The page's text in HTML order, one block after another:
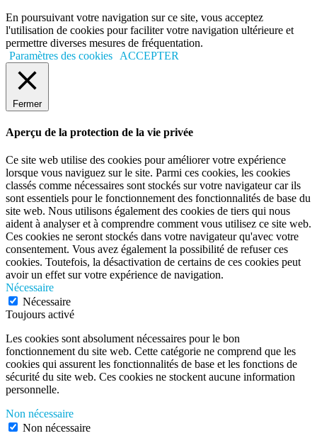
En poursuivant votre navigation sur ce site, vous acceptez
l'utilisation de cookies pour faciliter votre navigation ultérieure et
permettre diverses mesures de fréquentation.
Paramètres des cookies
ACCEPTER
Fermer
Aperçu de la protection de la vie privée
Ce site web utilise des cookies pour améliorer votre expérience
lorsque vous naviguez sur le site. Parmi ces cookies, les cookies
classés comme nécessaires sont stockés sur votre navigateur car ils
sont essentiels pour le fonctionnement des fonctionnalités de base du
site web. Nous utilisons également des cookies de tiers qui nous
aident à analyser et à comprendre comment vous utilisez ce site web.
Ces cookies ne seront stockés dans votre navigateur qu'avec votre
consentement. Vous avez également la possibilité de refuser ces
cookies. Toutefois, la désactivation de certains de ces cookies peut
avoir un effet sur votre expérience de navigation.
Nécessaire
Nécessaire
Toujours activé
Les cookies sont absolument nécessaires pour le bon
fonctionnement du site web. Cette catégorie ne comprend que les
cookies qui assurent les fonctionnalités de base et les fonctions de
sécurité du site web. Ces cookies ne stockent aucune information
personnelle.
Non nécessaire
Non nécessaire